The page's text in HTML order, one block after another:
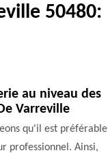
50480:
au niveau des
Varreville
qu'il est préférable
professionnel. Ainsi,